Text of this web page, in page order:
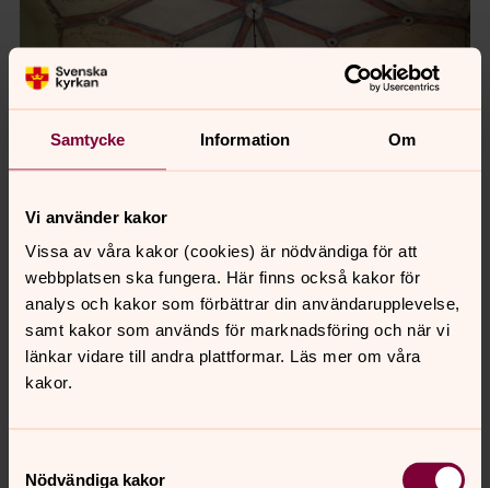
Samtycke Information Om
Vi använder kakor
Vissa av våra kakor (cookies) är nödvändiga för att
webbplatsen ska fungera. Här finns också kakor för
analys och kakor som förbättrar din användarupplevelse,
samt kakor som används för marknadsföring och när vi
länkar vidare till andra plattformar. Läs mer om våra
kakor.
Nödvändiga kakor
Foto: Olof Tholander
talet.